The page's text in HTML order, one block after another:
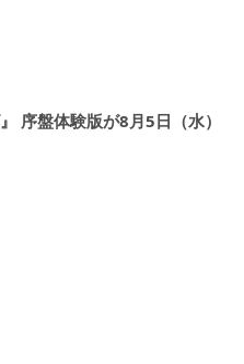
序盤体験版が8月5日（水）